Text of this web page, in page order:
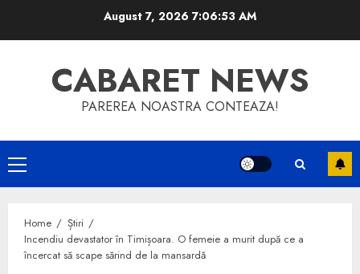
August 7, 2026 7:06:53 AM
CABARET NEWS
PAREREA NOASTRA CONTEAZA!
Primary
Menu
Home
Știri
Incendiu devastator în Timișoara. O femeie a murit după ce a
încercat să scape sărind de la mansardă